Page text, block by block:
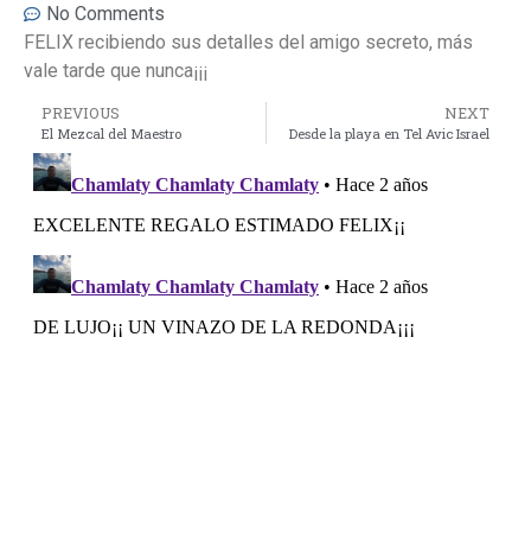
No Comments
FELIX recibiendo sus detalles del amigo secreto, más
vale tarde que nunca¡¡¡
PREVIOUS
El Mezcal del Maestro
NEXT
Desde la playa en Tel Avic Israel